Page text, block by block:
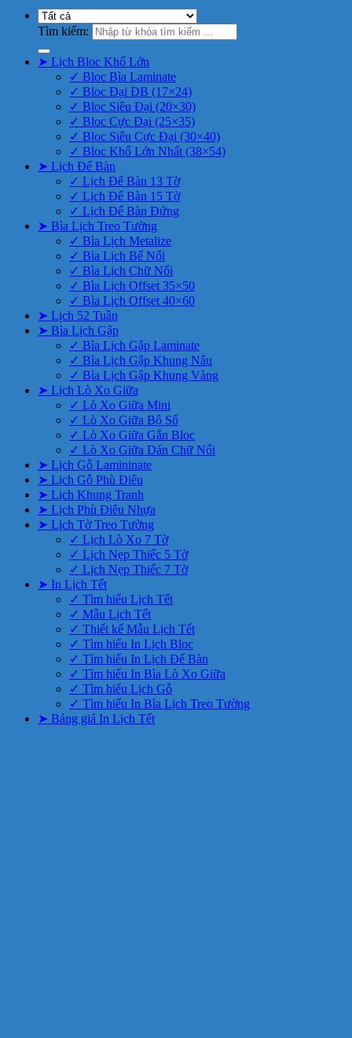
Tìm kiếm:
➤ Lịch Bloc Khổ Lớn
✓ Bloc Bìa Laminate
✓ Bloc Đại ĐB (17×24)
✓ Bloc Siêu Đại (20×30)
✓ Bloc Cực Đại (25×35)
✓ Bloc Siêu Cực Đại (30×40)
✓ Bloc Khổ Lớn Nhất (38×54)
➤ Lịch Để Bàn
✓ Lịch Để Bàn 13 Tờ
✓ Lịch Để Bàn 15 Tờ
✓ Lịch Để Bàn Đứng
➤ Bìa Lịch Treo Tường
✓ Bìa Lịch Metalize
✓ Bìa Lịch Bế Nổi
✓ Bìa Lịch Chữ Nổi
✓ Bìa Lịch Offset 35×50
✓ Bìa Lịch Offset 40×60
➤ Lịch 52 Tuần
➤ Bìa Lịch Gập
✓ Bìa Lịch Gập Laminate
✓ Bìa Lịch Gập Khung Nâu
✓ Bìa Lịch Gập Khung Vàng
➤ Lịch Lò Xo Giữa
✓ Lò Xo Giữa Mini
✓ Lò Xo Giữa Bộ Số
✓ Lò Xo Giữa Gắn Bloc
✓ Lò Xo Giữa Dán Chữ Nổi
➤ Lịch Gỗ Lamininate
➤ Lịch Gỗ Phù Điêu
➤ Lịch Khung Tranh
➤ Lịch Phù Điêu Nhựa
➤ Lịch Tờ Treo Tường
✓ Lịch Lò Xo 7 Tờ
✓ Lịch Nẹp Thiếc 5 Tờ
✓ Lịch Nẹp Thiếc 7 Tờ
➤ In Lịch Tết
✓ Tìm hiểu Lịch Tết
✓ Mẫu Lịch Tết
✓ Thiết kế Mẫu Lịch Tết
✓ Tìm hiểu In Lịch Bloc
✓ Tìm hiểu In Lịch Để Bàn
✓ Tìm hiểu In Bìa Lò Xo Giữa
✓ Tìm hiểu Lịch Gỗ
✓ Tìm hiểu In Bìa Lịch Treo Tường
➤ Bảng giá In Lịch Tết